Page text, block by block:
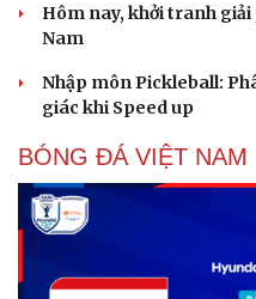
Hôm nay, khởi tranh
Nam
Nhập môn Pickleball:
giác khi Speed up
BÓNG ĐÁ VIỆT NAM